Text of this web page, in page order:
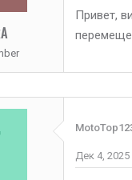
Привет,
Дек 4, 2025